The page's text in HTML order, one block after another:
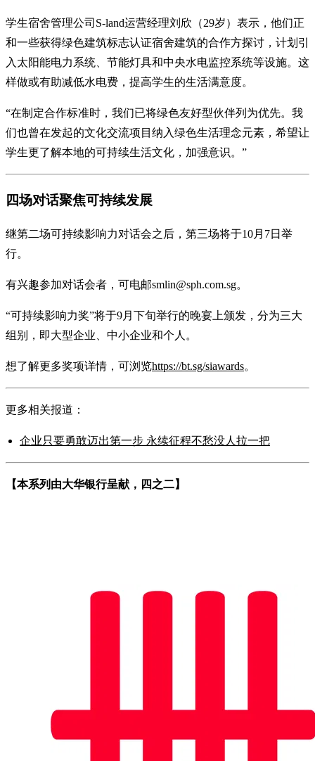
学生宿舍管理公司S-land运营经理刘欣（29岁）表示，他们正
和一些获得绿色建筑标志认证宿舍建筑的合作方探讨，计划引
入太阳能电力系统、节能灯具和中央水电监控系统等设施。这
样做或有助减低水电费，提高学生的生活满意度。
“在制定合作标准时，我们已将绿色友好型伙伴列为优先。我
们也曾在发起的文化交流项目纳入绿色生活理念元素，希望让
学生更了解本地的可持续生活文化，加强意识。”
四场对话聚焦可持续发展
继第二场可持续影响力对话会之后，第三场将于10月7日举
行。
有兴趣参加对话会者，可电邮smlin@sph.com.sg。
“可持续影响力奖”将于9月下旬举行的晚宴上颁发，分为三大
组别，即大型企业、中小企业和个人。
想了解更多奖项详情，可浏览https://bt.sg/siawards。
更多相关报道：
企业只要勇敢迈出第一步 永续征程不愁没人拉一把
【本系列由大华银行呈献，四之二】